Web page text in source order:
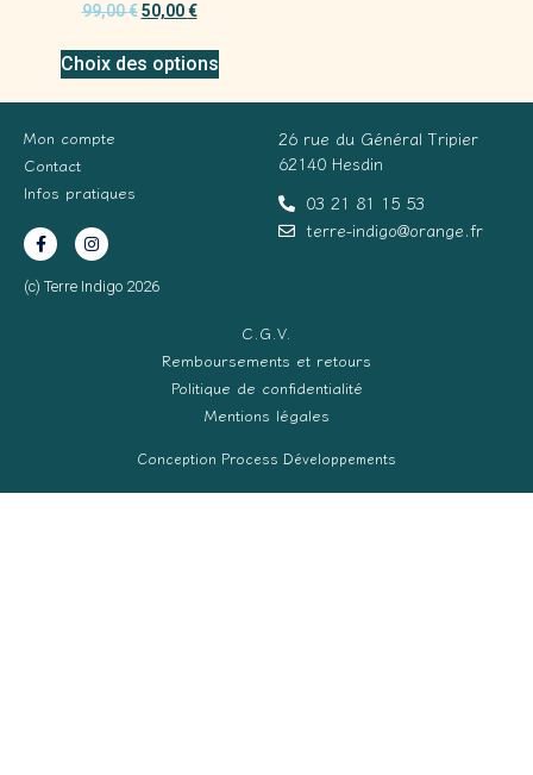
99,00€ 50,00€
Choix des options
Mon compte
Contact
Infos pratiques
(c) Terre Indigo 2026
26 rue du Général Tripier
62140 Hesdin
03 21 81 15 53
terre-indigo@orange.fr
C.G.V.
Remboursements et retours
Politique de confidentialité
Mentions légales
Conception Process Développements